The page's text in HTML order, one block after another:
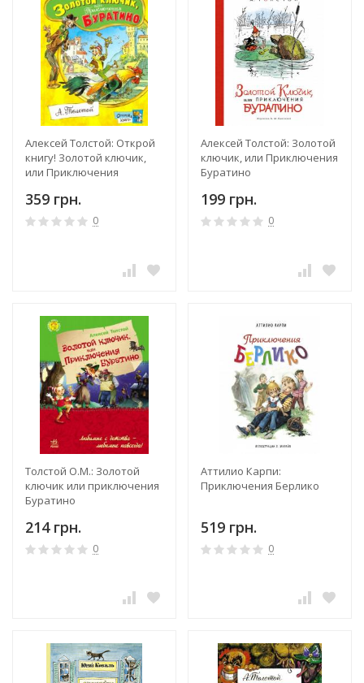
Алексей Толстой: Открой
книгу! Золотой ключик,
или Приключения
359 грн.
0
Алексей Толстой: Золотой
ключик, или Приключения
Буратино
199 грн.
0
Толстой О.М.: Золотой
ключик или приключения
Буратино
214 грн.
0
Аттилио Карпи:
Приключения Берлико
519 грн.
0